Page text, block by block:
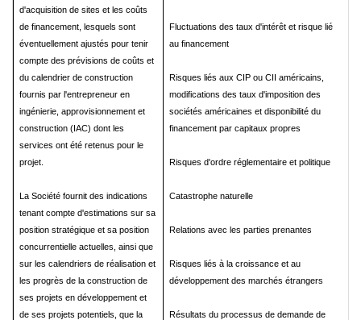
d'acquisition de sites et les coûts
de financement, lesquels sont
éventuellement ajustés pour tenir
compte des prévisions de coûts et
du calendrier de construction
fournis par l'entrepreneur en
ingénierie, approvisionnement et
construction (IAC) dont les
services ont été retenus pour le
projet.
La Société fournit des indications
tenant compte d'estimations sur sa
position stratégique et sa position
concurrentielle actuelles, ainsi que
sur les calendriers de réalisation et
les progrès de la construction de
ses projets en développement et
de ses projets potentiels, que la
Fluctuations des taux d'intérêt et risque lié
au financement
Risques liés aux CIP ou CII américains,
modifications des taux d'imposition des
sociétés américaines et disponibilité du
financement par capitaux propres
Risques d'ordre réglementaire et politique
Catastrophe naturelle
Relations avec les parties prenantes
Risques liés à la croissance et au
développement des marchés étrangers
Résultats du processus de demande de